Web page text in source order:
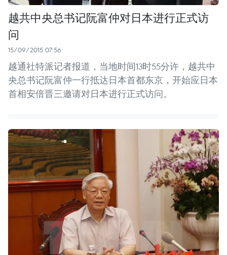
越共中央总书记阮富仲对日本进行正式访
问
15/09/2015 07:56
越通社特派记者报道，当地时间13时55分许，越共中
央总书记阮富仲一行抵达日本首都东京，开始应日本
首相安倍晋三邀请对日本进行正式访问。